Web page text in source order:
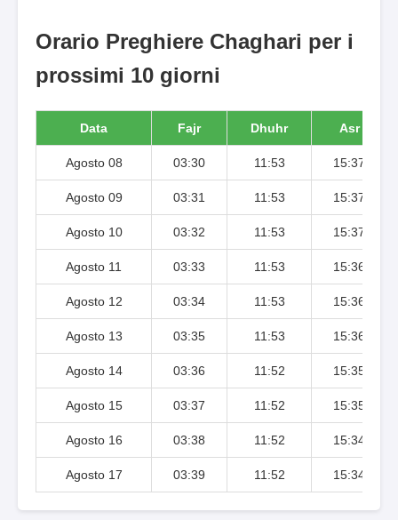
Orario Preghiere Chaghari per i
prossimi 10 giorni
Data Fajr Dhuhr Asr
Agosto 08 03:30 11:53 15:37
Agosto 09 03:31 11:53 15:37
Agosto 10 03:32 11:53 15:37
Agosto 11 03:33 11:53 15:36
Agosto 12 03:34 11:53 15:36
Agosto 13 03:35 11:53 15:36
Agosto 14 03:36 11:52 15:35
Agosto 15 03:37 11:52 15:35
Agosto 16 03:38 11:52 15:34
Agosto 17 03:39 11:52 15:34